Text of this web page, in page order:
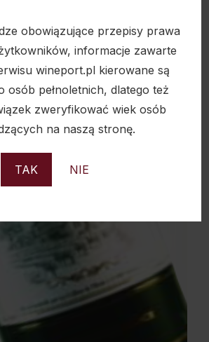
obowiązujące przepisy prawa
informacje zawarte
wineport.pl kierowane są
osób pełnoletnich, dlatego też
zweryfikować wiek osób
na naszą stronę.
TAK NIE
Sold